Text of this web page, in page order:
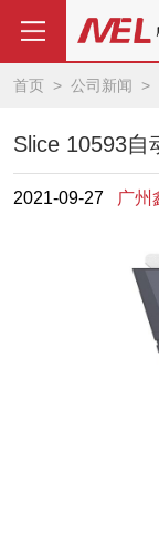
首页 > 公司新闻 >
Slice 10593自
2021-09-27 广州